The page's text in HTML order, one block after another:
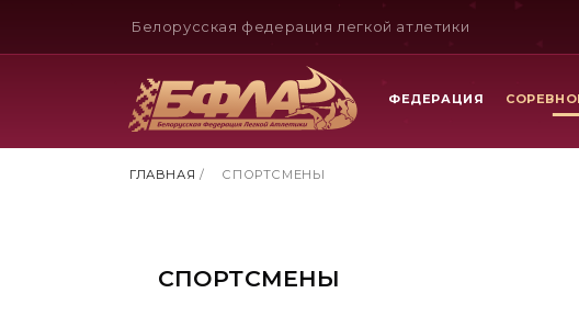
Белорусская федерация легкой атлетики
ФЕДЕРАЦИЯ
ГЛАВНАЯ / СПОРТСМЕНЫ
СПОРТСМЕНЫ